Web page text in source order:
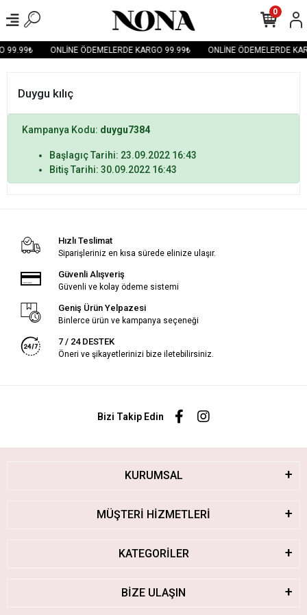
99.99₺ ONLİNE ÖDEMELERDE KARGO 99.99₺ ONLİNE ÖDEMELERDE
0
Duygu kılıç
Kampanya Kodu: duygu7384
Başlagıç Tarihi: 23.09.2022 16:43
Bitiş Tarihi: 30.09.2022 16:43
Hızlı Teslimat
Siparişleriniz en kısa sürede elinize ulaşır.
Güvenli Alışveriş
Güvenli ve kolay ödeme sistemi
Geniş Ürün Yelpazesi
Binlerce ürün ve kampanya seçeneği
7 / 24 DESTEK
Öneri ve şikayetlerinizi bize iletebilirsiniz.
Bizi Takip Edin
KURUMSAL
MÜŞTERİ HİZMETLERİ
KATEGORİLER
BİZE ULAŞIN